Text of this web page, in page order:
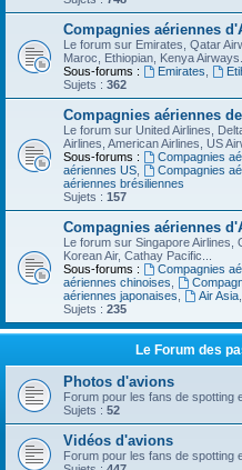
Compagnies aériennes
Le forum sur Emirates, Qatar
Maroc, Ethiopian, Kenya Airways...
Sous-forums :
Emirates
Sujets : 362
Compagnies aériennes
Le forum sur United Airlines,
Airlines, American Airlines, US
Sous-forums :
Compagnies
aériennes US
Compagnies
aériennes brésiliennes
Sujets : 157
Compagnies aériennes
Le forum sur Singapore Airlines,
Korean Air, Cathay Pacific...
Sous-forums :
Compagnies
aériennes chinoises
aériennes japonaises
Air Asia,
Sujets : 235
Le Forum des
Photos d'avions
Forum pour les fans de spotting
Sujets : 52
Vidéos d'avions
Forum pour les fans de spotting